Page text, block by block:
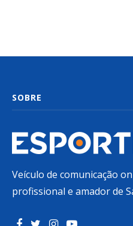
SOBRE
Veículo de comunicação
profissional e amador de